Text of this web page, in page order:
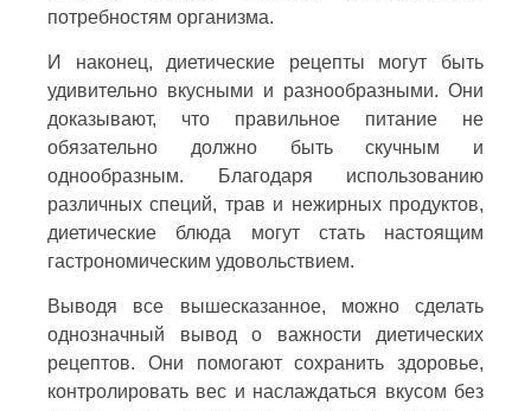
потребностям организма.
И наконец, диетические рецепты могут быть
удивительно вкусными и разнообразными. Они
доказывают, что правильное питание не
обязательно должно быть скучным и
однообразным. Благодаря использованию
различных специй, трав и нежирных продуктов,
диетические блюда могут стать настоящим
гастрономическим удовольствием.
Выводя все вышесказанное, можно сделать
однозначный вывод о важности диетических
рецептов. Они помогают сохранить здоровье,
контролировать вес и наслаждаться вкусом без